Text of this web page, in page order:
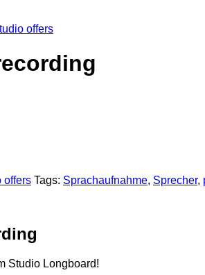
offers
offers Tags: Sprachaufnahme, Sprecher,
Studio Longboard!